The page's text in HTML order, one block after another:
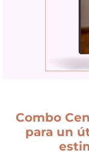
Combo
para un